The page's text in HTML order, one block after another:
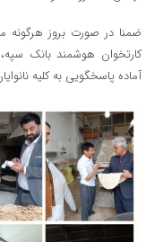
ضمنا در صورت بروز
آماده پاسخگویی به کلیه